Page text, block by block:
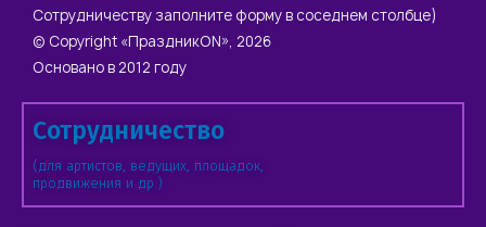
Сотрудничеству заполните форму в соседнем столбце)
© Copyright «ПраздникON», 2026
Основано в 2012 году
Сотрудничество
(для артистов, ведущих, площадок,
продвижения и др.)